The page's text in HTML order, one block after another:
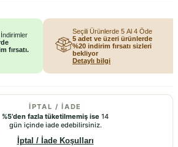
fırsatı.
Seçili Ürünlerde 5 Al 4 Öde
5 adet ve üzeri ürünlerde
%20 indirim fırsatı sizleri
bekliyor
Detaylı bilgi
İPTAL / İADE
%5’den fazla tüketilmemiş ise 14
gün içinde iade edebilirsiniz.
İptal / İade Koşulları